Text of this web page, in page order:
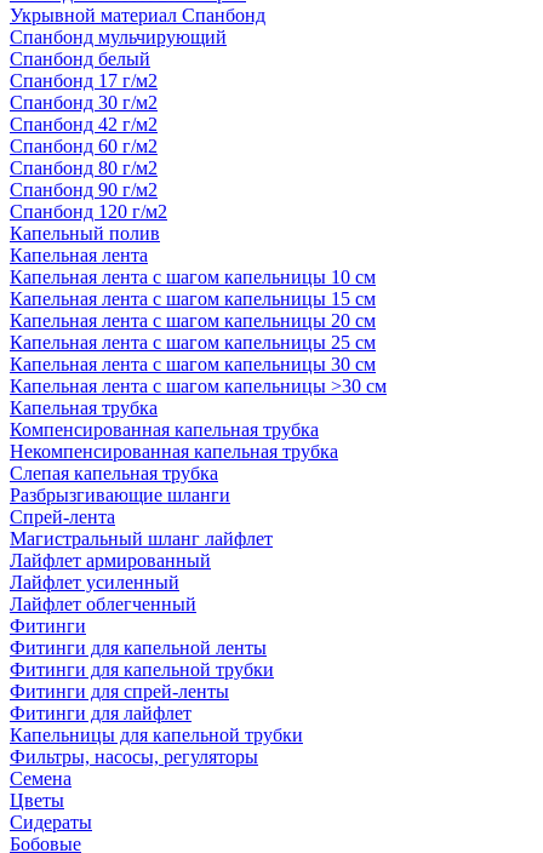
Укрывной материал Спанбонд
Спанбонд мульчирующий
Спанбонд белый
Спанбонд 17 г/м2
Спанбонд 30 г/м2
Спанбонд 42 г/м2
Спанбонд 60 г/м2
Спанбонд 80 г/м2
Спанбонд 90 г/м2
Спанбонд 120 г/м2
Капельный полив
Капельная лента
Капельная лента с шагом капельницы 10 см
Капельная лента с шагом капельницы 15 см
Капельная лента с шагом капельницы 20 см
Капельная лента с шагом капельницы 25 см
Капельная лента с шагом капельницы 30 см
Капельная лента с шагом капельницы >30 см
Капельная трубка
Компенсированная капельная трубка
Некомпенсированная капельная трубка
Слепая капельная трубка
Разбрызгивающие шланги
Спрей-лента
Магистральный шланг лайфлет
Лайфлет армированный
Лайфлет усиленный
Лайфлет облегченный
Фитинги
Фитинги для капельной ленты
Фитинги для капельной трубки
Фитинги для спрей-ленты
Фитинги для лайфлет
Капельницы для капельной трубки
Фильтры, насосы, регуляторы
Семена
Цветы
Сидераты
Бобовые